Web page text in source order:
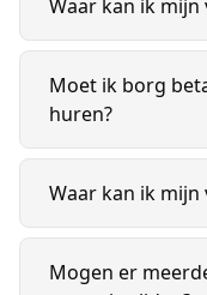
Waar kan ik
Moet ik borg
huren?
Waar kan ik
Mogen er